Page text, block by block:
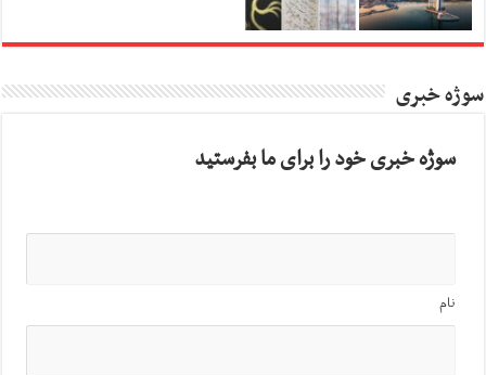
سوژه خبری
سوژه خبری خود را برای ما بفرستید
نام